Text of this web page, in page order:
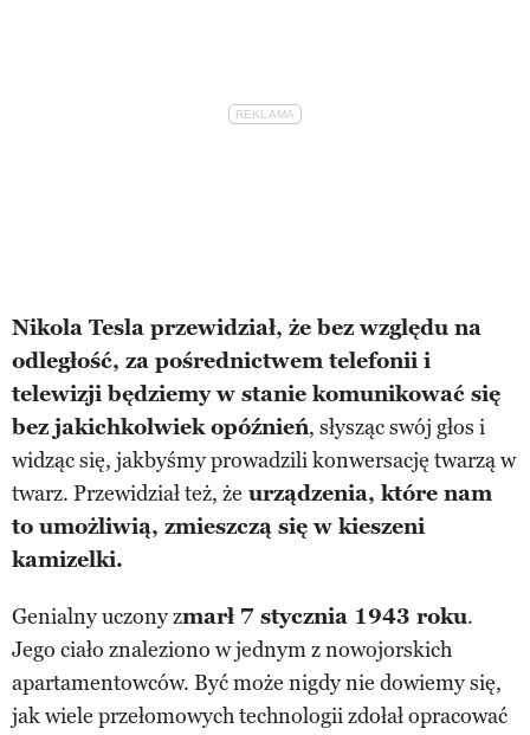
Nikola Tesla przewidział, że bez względu na
odległość, za pośrednictwem telefonii i
telewizji będziemy w stanie komunikować się
bez jakichkolwiek opóźnień, słysząc swój głos i
widząc się, jakbyśmy prowadzili konwersację twarzą w
twarz. Przewidział też, że urządzenia, które nam
to umożliwią, zmieszczą się w kieszeni
kamizelki.
Genialny uczony zmarł 7 stycznia 1943 roku.
Jego ciało znaleziono w jednym z nowojorskich
apartamentowców. Być może nigdy nie dowiemy się,
jak wiele przełomowych technologii zdołał opracować